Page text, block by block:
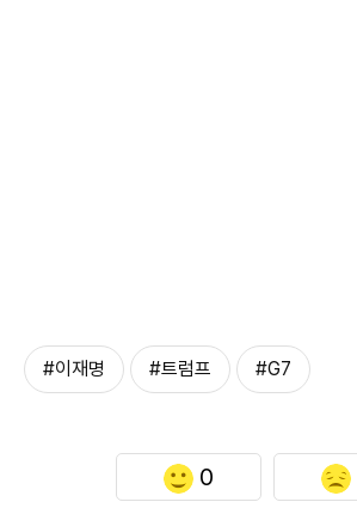
#이재명 #트럼프 #G7
0